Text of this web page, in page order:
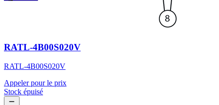
RATL-4B00S020V
RATL-4B00S020V
Appeler pour le prix
Stock épuisé